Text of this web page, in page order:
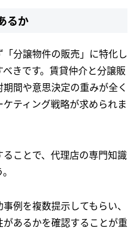
るか
分譲物件の販売」に特化し
きです。賃貸仲介と分譲販
間や意思決定の重みが全く
ティング戦略が求められま
ことで、代理店の専門知識
例を複数提示してもらい、
あるかを確認することが重